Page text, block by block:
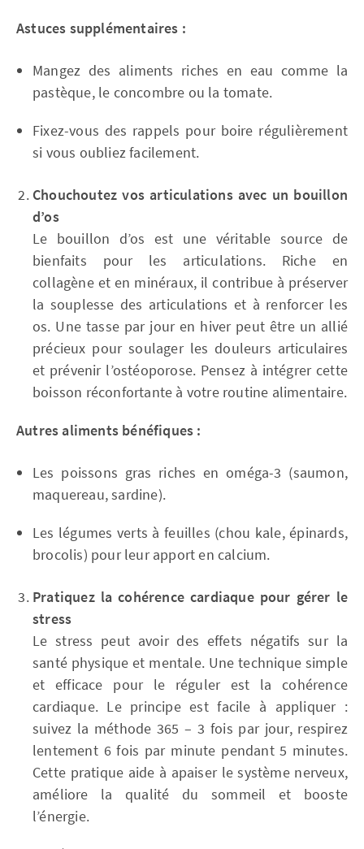
Astuces supplémentaires :
Mangez des aliments riches en eau comme la
pastèque, le concombre ou la tomate.
Fixez-vous des rappels pour boire régulièrement
si vous oubliez facilement.
Chouchoutez vos articulations avec un bouillon
d’os
Le bouillon d’os est une véritable source de
bienfaits pour les articulations. Riche en
collagène et en minéraux, il contribue à préserver
la souplesse des articulations et à renforcer les
os. Une tasse par jour en hiver peut être un allié
précieux pour soulager les douleurs articulaires
et prévenir l’ostéoporose. Pensez à intégrer cette
boisson réconfortante à votre routine alimentaire.
Autres aliments bénéfiques :
Les poissons gras riches en oméga-3 (saumon,
maquereau, sardine).
Les légumes verts à feuilles (chou kale, épinards,
brocolis) pour leur apport en calcium.
Pratiquez la cohérence cardiaque pour gérer le
stress
Le stress peut avoir des effets négatifs sur la
santé physique et mentale. Une technique simple
et efficace pour le réguler est la cohérence
cardiaque. Le principe est facile à appliquer :
suivez la méthode 365 – 3 fois par jour, respirez
lentement 6 fois par minute pendant 5 minutes.
Cette pratique aide à apaiser le système nerveux,
améliore la qualité du sommeil et booste
l’énergie.